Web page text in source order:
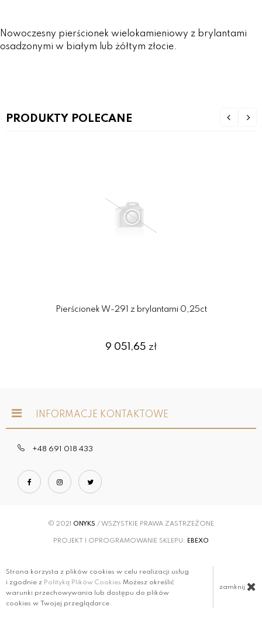
Nowoczesny pierścionek wielokamieniowy z brylantami
osadzonymi w białym lub żółtym złocie.
PRODUKTY POLECANE
Pierścionek W-291 z brylantami 0,25ct
9 051,65 zł
INFORMACJE KONTAKTOWE
+48 691 018 433
© 2021 ONYKS / WSZYSTKIE PRAWA ZASTRZEŻONE
PROJEKT I OPROGRAMOWANIE SKLEPU: EBEXO
Strona korzysta z plików cookies w celu realizacji usług
i zgodnie z Polityką Plików Cookies Możesz określić
warunki przechowywania lub dostępu do plików
cookies w Twojej przeglądarce.
zamknij